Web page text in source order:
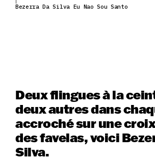
Bezerra Da Silva Eu Nao Sou Santo
Deux flingues à la
deux autres dans
accroché sur une
des favelas, voici
Silva.